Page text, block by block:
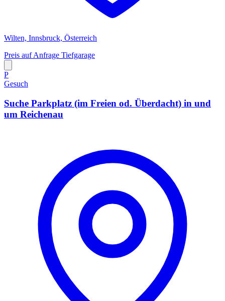
Wilten, Innsbruck, Österreich
Preis auf Anfrage Tiefgarage
P
Gesuch
Suche Parkplatz (im Freien od. Überdacht) in und
um Reichenau